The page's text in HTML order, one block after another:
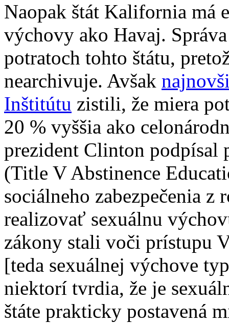
Naopak štát Kalifornia má
výchovy ako Havaj.
potratoch tohto štátu,
nearchivuje. Avšak
Inštitútu zistili, že miera
20 % vyššia ako
prezident Clinton
(Title V Abstinence
sociálneho zabezpečenia
realizovať sexuálnu
zákony stali voči prístupu
[teda sexuálnej výchove
niektorí tvrdia, že je
štáte prakticky postavená